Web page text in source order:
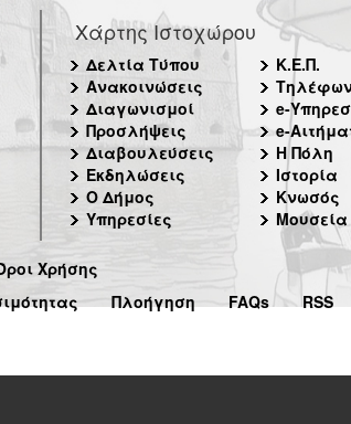
Χάρτης Ιστοχώρου
Δελτία Τύπου
Ανακοινώσεις
Διαγωνισμοί
Προσλήψεις
Διαβουλεύσεις
Εκδηλώσεις
Ο Δήμος
Υπηρεσίες
Κ.Ε.Π.
e-
e-
Η Πόλη
Ιστορία
Κνωσός
Μουσεία
Χρήσης
Πλοήγηση FAQs RSS